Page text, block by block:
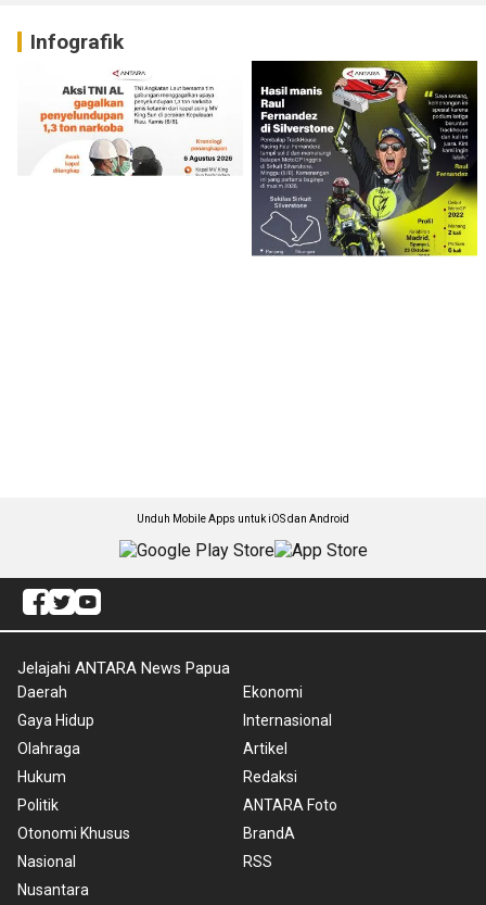
Infografik
Unduh Mobile Apps untuk iOS dan Android
Jelajahi ANTARA News Papua
Daerah
Gaya Hidup
Olahraga
Hukum
Politik
Otonomi Khusus
Nasional
Nusantara
Ekonomi
Internasional
Artikel
Redaksi
ANTARA Foto
BrandA
RSS